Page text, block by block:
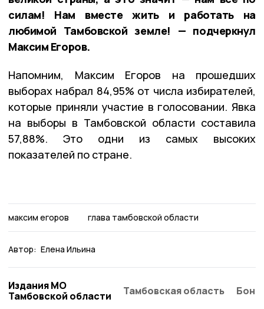
силам! Нам вместе жить и работать на
любимой Тамбовской земле! — подчеркнул
Максим Егоров.
Напомним, Максим Егоров на прошедших
выборах набрал 84,95% от числа избирателей,
которые приняли участие в голосовании. Явка
на выборы в Тамбовской области составила
57,88%. Это одни из самых высоких
показателей по стране.
максим егоров глава тамбовской области
Автор: Елена Ильина
Издания МО
Тамбовской области
Тамбовская область